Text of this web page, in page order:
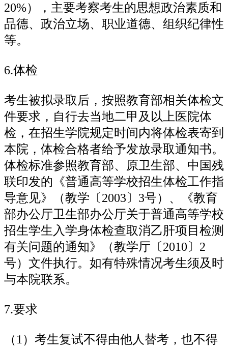
20%），主要考察考生的思想政治素质和
品德、政治立场、职业道德、组织纪律性
等。
6.体检
考生被拟录取后，按照教育部相关体检文
件要求，自行去当地二甲及以上医院体
检，在招生学院规定时间内将体检表寄到
本院，体检合格者给予发放录取通知书。
体检标准参照教育部、原卫生部、中国残
联印发的《普通高等学校招生体检工作指
导意见》（教学〔2003〕3号）、《教育
部办公厅卫生部办公厅关于普通高等学校
招生学生入学身体检查取消乙肝项目检测
有关问题的通知》（教学厅〔2010〕2
号）文件执行。如有特殊情况考生须及时
与本院联系。
7.要求
（1）考生复试不得由他人替考，也不得